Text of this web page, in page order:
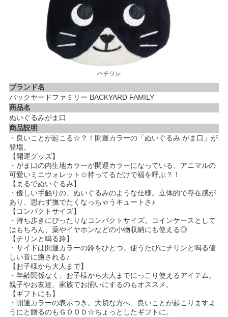
ブランド名
バックヤードファミリー BACKYARD FAMILY
商品名
ぬいぐるみがま口
商品説明
・良いことが起こる☆？！開運カラーの「ぬいぐるみ がま口」が
登場。
【開運グッズ】
・がま口の内生地カラーが開運カラーになっている、アニマルの
可愛いミニウォレット☆持ってるだけで福を呼ぶ？！
【まるでぬいぐるみ】
・優しい手触りの、ぬいぐるみのような仕様。立体的で存在感が
あり、思わず撫でたくなっちゃうキュートさ♪
【コンパクトサイズ】
・持ち歩きにぴったりなコンパクトサイズ。コインケースとして
はもちろん、薬やイヤホンなどの小物収納にも使える◎
【チリンと鳴る鈴】
・サイドは開運カラーの鈴をひとつ。使うたびにチリンと鳴る優
しい音に癒される♪
【お子様から大人まで】
・年齢関係なく、お子様から大人までにっこり使えるアイテム。
親子やお友達、家族でお揃いにするのもオススメ。
【ギフトにも】
・開運カラーの表示つき。大切な方へ、良いことが起こりますよ
うにと贈るのもＧＯＯＤ☆ちょっとしたギフトに。